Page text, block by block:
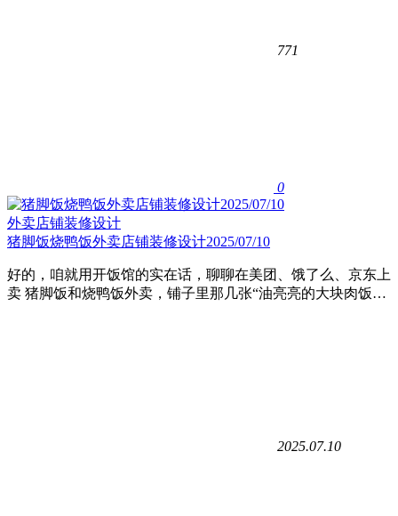
771
0
外卖店铺装修设计
猪脚饭烧鸭饭外卖店铺装修设计2025/07/10
好的，咱就用开饭馆的实在话，聊聊在美团、饿了么、京东上
卖 ​猪脚饭和烧鸭饭外卖，铺子里那几张“油亮亮的大块肉饭…
2025.07.10